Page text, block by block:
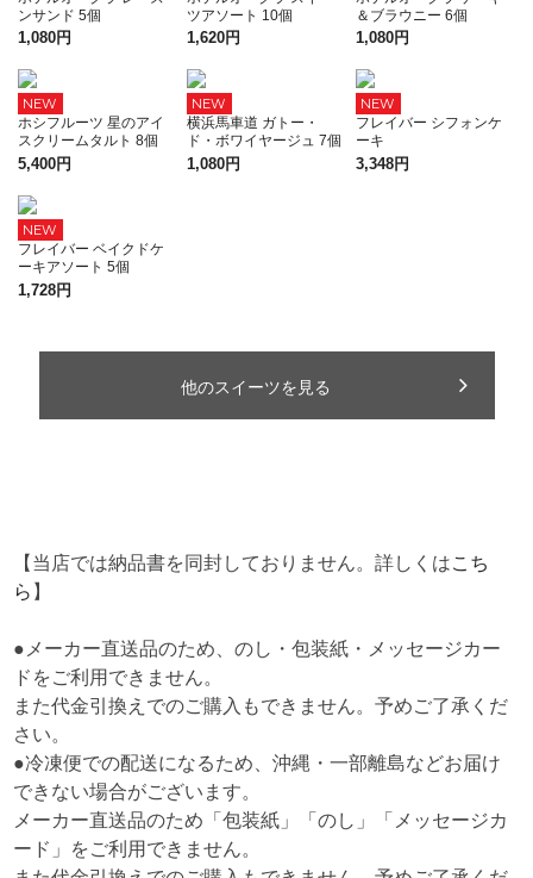
【当店では納品書を同封しておりません。詳しくはこち
ら 】
●メーカー直送品のため、のし・包装紙・メッセージカー
ドをご利用できません。
また代金引換えでのご購入もできません。予めご了承くだ
さい。
●冷凍便での配送になるため、沖縄・一部離島などお届け
できない場合がございます。
メーカー直送品のため「包装紙」「のし」「メッセージカ
ード」をご利用できません。